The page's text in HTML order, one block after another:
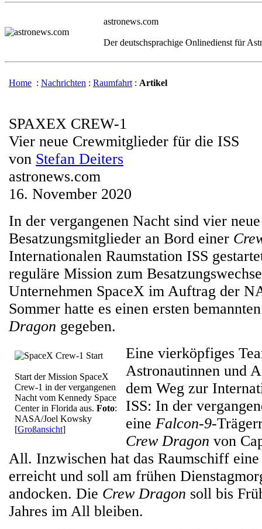
astronews.com
Der deutschsprachige Onlinedienst für
Home : Nachrichten : Raumfahrt : Artikel
SPAXEX CREW-1
Vier neue Crewmitglieder für die ISS
von Stefan Deiters
astronews.com
16. November 2020
In der vergangenen Nacht sind vier neue
Besatzungsmitglieder an Bord einer
Internationalen Raumstation ISS
reguläre Mission zum
Unternehmen SpaceX im Auftrag der
Sommer hatte es einen ersten
Dragon gegeben.
Start der Mission SpaceX
Crew-1 in der vergangenen
Nacht vom Kennedy Space
Center in Florida aus. Foto:
NASA/Joel Kowsky
[Großansicht]
Eine vierköpfiges
Astronautinnen und
dem Weg zur
ISS: In der
eine Falcon-9-
Crew Dragon von
All. Inzwischen hat das Raumschiff
erreicht und soll am frühen
andocken. Die Crew Dragon soll bis
Jahres im All bleiben.